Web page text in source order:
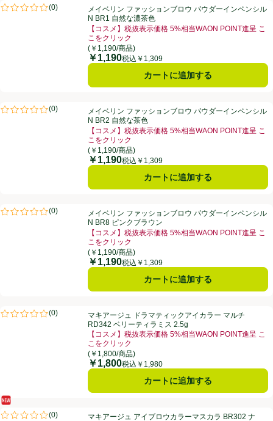
メイベリン ファッションブロウ パウダーインペンシルN BR1 自然な濃
(0)
評価は0件のレビューで5点中0.0点。メイベリン ファッションブロウ パウダーインペンシル
N BR1 自然な濃茶色
【コスメ】税抜表示価格 5%相当WAON POINT進呈 こ
こをクリック
お買い得品名：【コスメ】税抜表示価格 5%相当
(￥1,190/商品)
価格
￥1,190税込￥1,309
カートに追加する
メイベリン ファッションブロウ パウダーインペンシルN BR2 自然な茶
(0)
評価は0件のレビューで5点中0.0点。メイベリン ファッションブロウ パウダーインペンシル
N BR2 自然な茶色
【コスメ】税抜表示価格 5%相当WAON POINT進呈 こ
こをクリック
お買い得品名：【コスメ】税抜表示価格 5%相当
(￥1,190/商品)
価格
￥1,190税込￥1,309
カートに追加する
メイベリン ファッションブロウ パウダーインペンシルN BR8 ピンク
(0)
評価は0件のレビューで5点中0.0点。メイベリン ファッションブロウ パウダーインペンシル
N BR8 ピンクブラウン
【コスメ】税抜表示価格 5%相当WAON POINT進呈 こ
こをクリック
お買い得品名：【コスメ】税抜表示価格 5%相当
(￥1,190/商品)
価格
￥1,190税込￥1,309
カートに追加する
マキアージュ ドラマティックアイカラー マルチ RD342 ベリーティラ
(0)
評価は0件のレビューで5点中0.0点。マキアージュ ドラマティックアイカラー マルチ
RD342 ベリーティラミス 2.5g
【コスメ】税抜表示価格 5%相当WAON POINT進呈 こ
こをクリック
お買い得品名：【コスメ】税抜表示価格 5%相当
(￥1,800/商品)
価格
￥1,800税込￥1,980
カートに追加する
マキアージュ アイブロウカラーマスカラ BR302 ナチュラルブラウン
新商品
(0) マキアージュ アイブロウカラーマスカラ BR302 ナ